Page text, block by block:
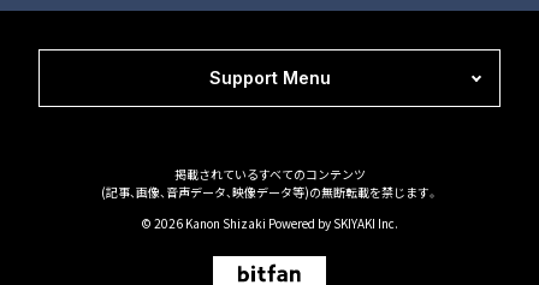
Support Menu
掲載されているすべてのコンテンツ
(記事、画像、音声データ、映像データ等)の無断転載を禁じます。
© 2026 Kanon Shizaki Powered by SKIYAKI Inc.